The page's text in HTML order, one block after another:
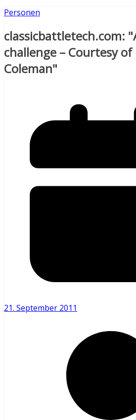
Personen
classicbattletech.com:
challenge – Courtesy of
Coleman"
21. September 2011